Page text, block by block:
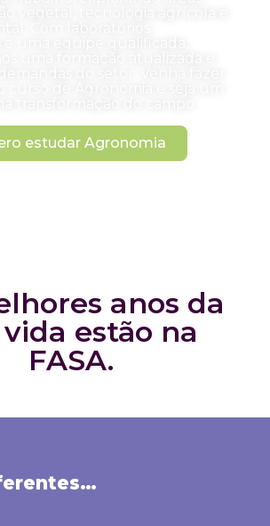
estudar Agronomia
anos da
estão na
FASA.